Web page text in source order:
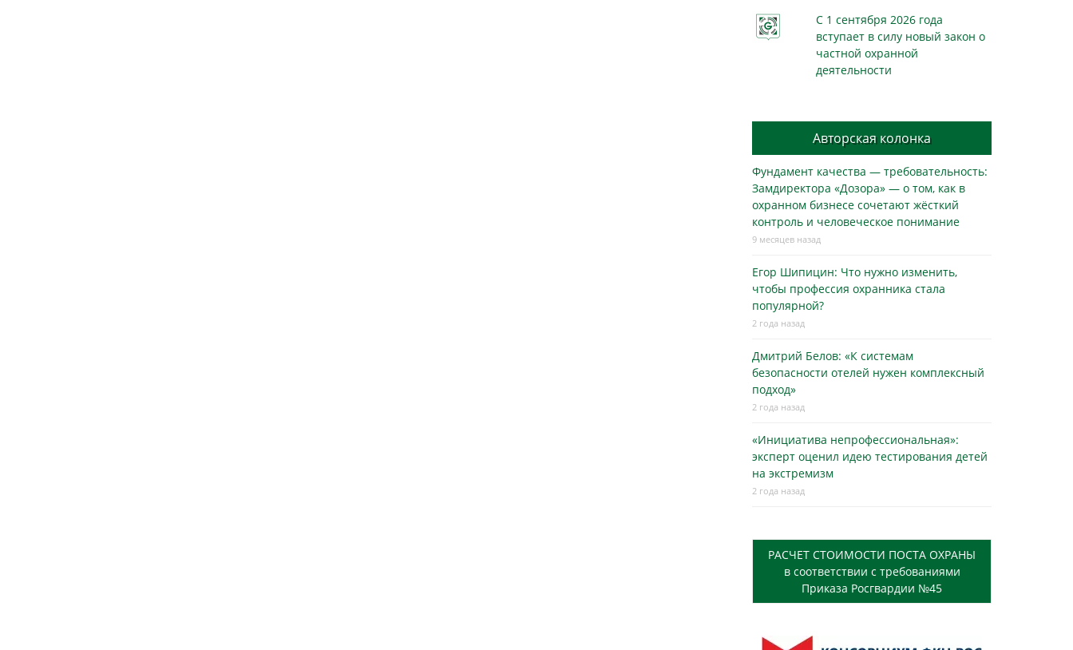
С 1 сентября 2026 года
вступает в силу новый закон о
частной охранной
деятельности
Авторская колонка
Фундамент качества — требовательность:
Замдиректора «Дозора» — о том, как в
охранном бизнесe сочетают жёсткий
контроль и человеческое понимание
9 месяцев назад
Егор Шипицин: Что нужно изменить,
чтобы профессия охранника стала
популярной?
2 года назад
Дмитрий Белов: «К системам
безопасности отелей нужен комплексный
подход»
2 года назад
«Инициатива непрофессиональная»:
эксперт оценил идею тестирования детей
на экстремизм
2 года назад
РАСЧЕТ СТОИМОСТИ ПОСТА ОХРАНЫ
в соответствии с требованиями
Приказа Росгвардии №45